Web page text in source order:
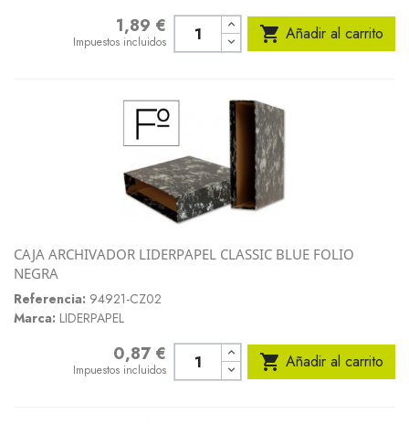
1,89 €
Impuestos incluidos  Añadir al carrito
CAJA ARCHIVADOR LIDERPAPEL CLASSIC BLUE FOLIO
NEGRA
Referencia: 94921-CZ02
Marca: LIDERPAPEL
0,87 €
Impuestos incluidos  Añadir al carrito